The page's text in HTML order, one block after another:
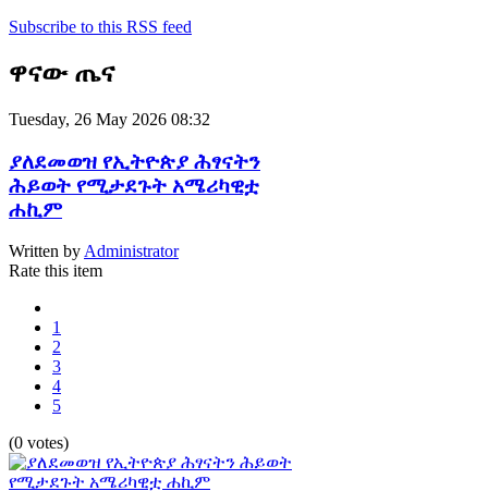
Subscribe to this RSS feed
ዋናው ጤና
Tuesday, 26 May 2026 08:32
ያለደመወዝ የኢትዮጵያ ሕፃናትን
ሕይወት የሚታደጉት አሜሪካዊቷ
ሐኪም
Written by Administrator
Rate this item
1
2
3
4
5
(0 votes)